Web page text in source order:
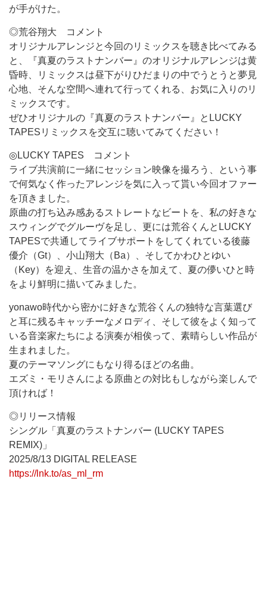
が手がけた。
◎荒谷翔大 コメント
オリジナルアレンジと今回のリミックスを聴き比べてみる
と、『真夏のラストナンバー』のオリジナルアレンジは黄
昏時、リミックスは昼下がりひだまりの中でうとうと夢見
心地、そんな空間へ連れて行ってくれる、お気に入りのリ
ミックスです。
ぜひオリジナルの『真夏のラストナンバー』とLUCKY
TAPESリミックスを交互に聴いてみてください！
◎LUCKY TAPES コメント
ライブ共演前に一緒にセッション映像を撮ろう、という事
で何気なく作ったアレンジを気に入って貰い今回オファー
を頂きました。
原曲の打ち込み感あるストレートなビートを、私の好きな
スウィングでグルーヴを足し、更には荒谷くんとLUCKY
TAPESで共通してライブサポートをしてくれている後藤
優介（Gt）、小山翔大（Ba）、そしてかわひとゆい
（Key）を迎え、生音の温かさを加えて、夏の儚いひと時
をより鮮明に描いてみました。
yonawo時代から密かに好きな荒谷くんの独特な言葉選び
と耳に残るキャッチーなメロディ、そして彼をよく知って
いる音楽家たちによる演奏が相俟って、素晴らしい作品が
生まれました。
夏のテーマソングにもなり得るほどの名曲。
エズミ・モリさんによる原曲との対比もしながら楽しんで
頂ければ！
◎リリース情報
シングル「真夏のラストナンバー (LUCKY TAPES
REMIX)」
2025/8/13 DIGITAL RELEASE
https://lnk.to/as_ml_rm